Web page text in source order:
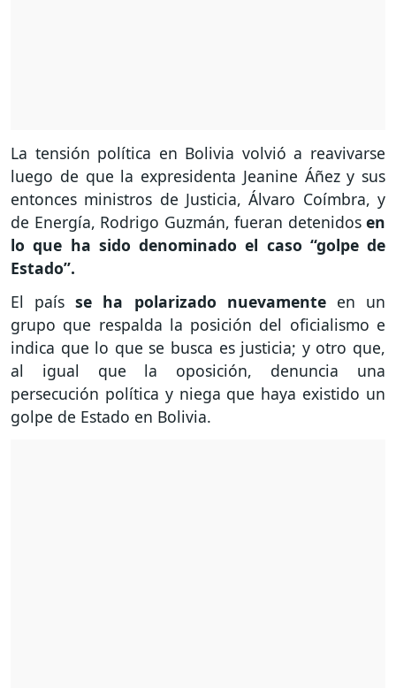
La tensión política en Bolivia volvió a reavivarse
luego de que la expresidenta Jeanine Áñez y sus
entonces ministros de Justicia, Álvaro Coímbra, y
de Energía, Rodrigo Guzmán, fueran detenidos en
lo que ha sido denominado el caso “golpe de
Estado”.
El paísse ha polarizado nuevamenteen un
grupo que respalda la posición del oficialismo e
indica que lo que se busca es justicia; y otro que,
al igual que la oposición, denuncia una
persecución política y niega que haya existido un
golpe de Estado en Bolivia.